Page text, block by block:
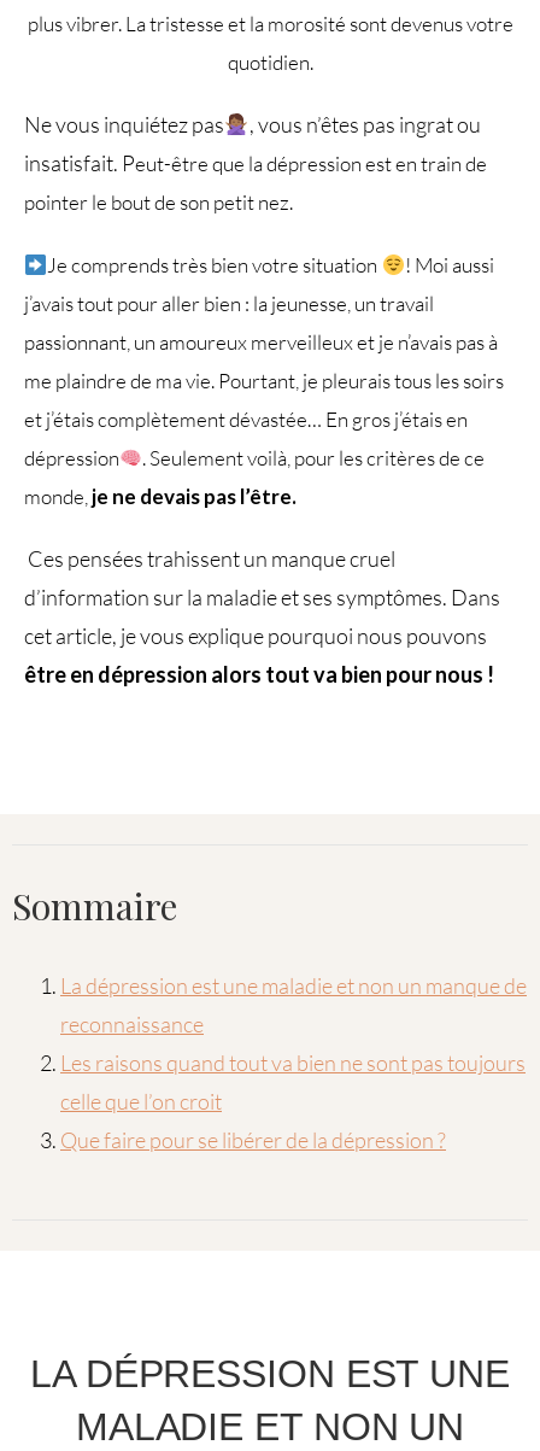
plus vibrer. L a tristesse et la morosité sont devenus votre
quotidien.
Ne vous inquiétez pas
, vous n’êtes pas ingrat ou
insatisfait. Peut-être que la dépression est en train de
pointer le bout de son petit nez.
Je comprends très bien votre situation
! Moi aussi
j’avais tout pour aller bien : la jeunesse, un travail
passionnant, un amoureux merveilleux et je n’avais pas à
me plaindre de ma vie. Pourtant, je pleurais tous les soirs
et j’étais complètement dévastée… En gros j’étais en
dépression
.Seulement voilà, pour les critères de ce
monde, je ne devais pas l’être.
Ces pensées trahissent un manque cruel
d’information sur la maladie et ses symptômes. Dans
cet article, je vous explique pourquoi nous pouvons
être en dépression alors tout va bien pour nous !
Sommaire
La dépression est une maladie et non un manque de
reconnaissance
Les raisons quand tout va bien ne sont pas toujours
celle que l’on croit
Que faire pour se libérer de la dépression ?
LA DÉPRESSION EST UNE
MALADIE ET NON UN